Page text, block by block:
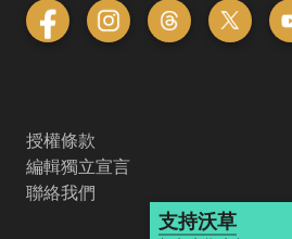
授權條款
編輯獨立宣言
聯絡我們
支持沃草